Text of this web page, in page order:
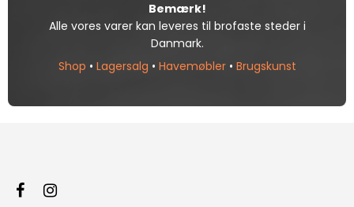
Bemærk!
Alle vores varer kan leveres til brofaste steder i
Danmark.
Shop • Lagersalg • Havemøbler• Brugskunst